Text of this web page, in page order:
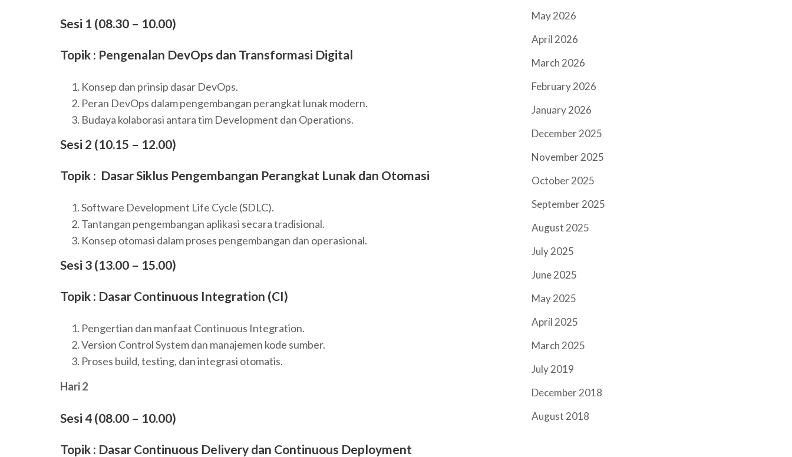
Sesi 1 (08.30 – 10.00)
Topik : Pengenalan DevOps dan Transformasi Digital
Konsep dan prinsip dasar DevOps.
Peran DevOps dalam pengembangan perangkat lunak modern.
Budaya kolaborasi antara tim Development dan Operations.
Sesi 2 (10.15 – 12.00)
Topik : Dasar Siklus Pengembangan Perangkat Lunak dan Otomasi
Software Development Life Cycle (SDLC).
Tantangan pengembangan aplikasi secara tradisional.
Konsep otomasi dalam proses pengembangan dan operasional.
Sesi 3 (13.00 – 15.00)
Topik : Dasar Continuous Integration (CI)
Pengertian dan manfaat Continuous Integration.
Version Control System dan manajemen kode sumber.
Proses build, testing, dan integrasi otomatis.
Hari 2
Sesi 4 (08.00 – 10.00)
Topik : Dasar Continuous Delivery dan Continuous Deployment
May 2026
April 2026
March 2026
February 2026
January 2026
December 2025
November 2025
October 2025
September 2025
August 2025
July 2025
June 2025
May 2025
April 2025
March 2025
July 2019
December 2018
August 2018